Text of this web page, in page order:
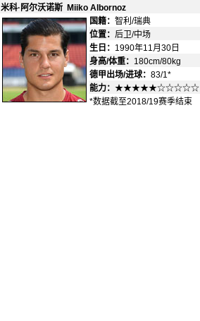
米科·阿尔沃诺斯 Miiko Albornoz
国籍： 智利/瑞典
位置： 后卫/中场
生日： 1990年11月30日
身高/体重： 180cm/80kg
德甲出场/进球： 83/1*
能力： ★★★★★☆☆☆☆☆
*数据截至2018/19赛季结束